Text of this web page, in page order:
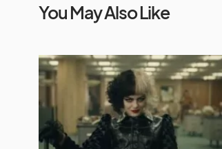
You May Also Like